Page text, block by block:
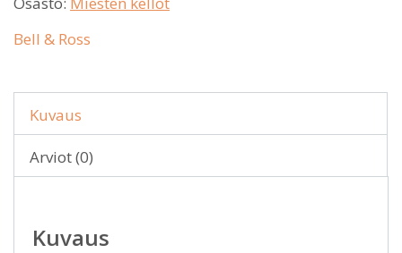
Bell & Ross
Kuvaus
Arviot (0)
Kuvaus